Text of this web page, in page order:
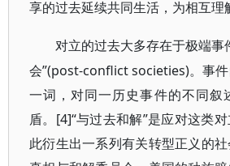
享的过去延续共同生活，为相互理
对立的过去大多存在于极端事
会”(post-conflict societies)。事
一词，对同一历史事件的不同叙
盾。[4]“与过去和解”是应对这类
此衍生出一系列有关转型正义的